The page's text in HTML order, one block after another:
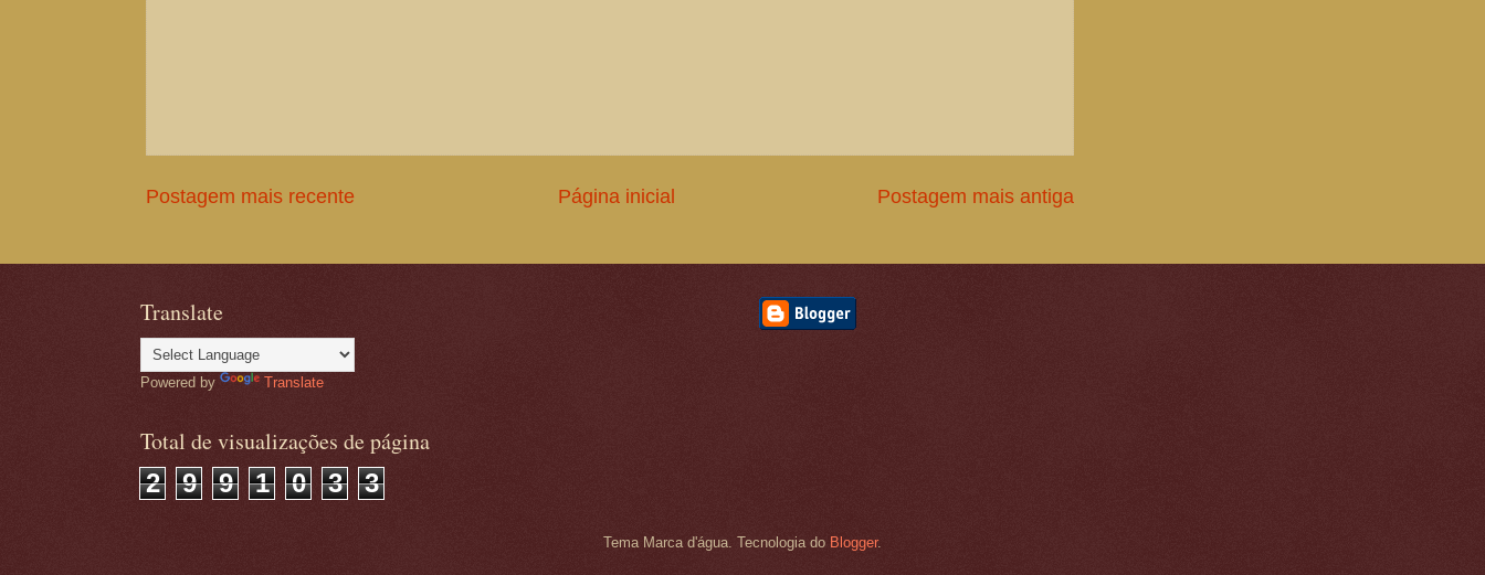
Postagem mais recente Postagem mais antiga
Página inicial
Translate
Powered by Translate
Total de visualizações de página
2
9 9 1 0 3 3
Tema Marca d'água. Tecnologia do Blogger.